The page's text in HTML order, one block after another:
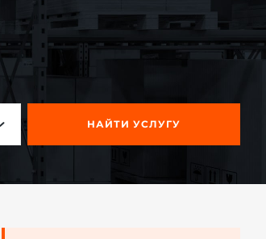
НАЙТИ УСЛУГУ